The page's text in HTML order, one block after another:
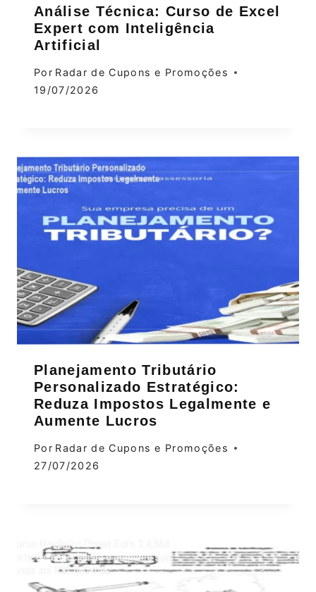
Análise Técnica: Curso de Excel
Expert com Inteligência
Artificial
Por Radar de Cupons e Promoções
19/07/2026
Planejamento Tributário
Personalizado Estratégico:
Reduza Impostos Legalmente e
Aumente Lucros
Por Radar de Cupons e Promoções
27/07/2026